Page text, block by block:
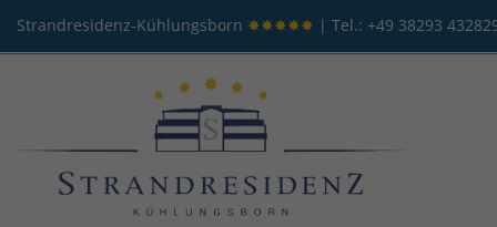
Strandresidenz-Kühlungsborn ✸✸✸✸✸ | Tel.: +49 38293